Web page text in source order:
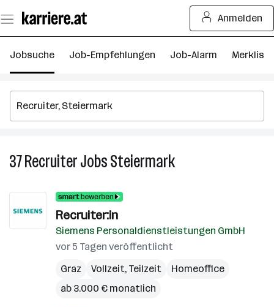
Seiteninhalt
springen
Anmelden
Jobsuche Job-Empfehlungen Job-Alarm Merkliste
37RecruiterJobsSteiermark37
Recruiter:in
Siemens Personaldienstleistungen GmbH
vor 5 Tagen veröffentlicht
Graz
Vollzeit, Teilzeit
Homeoffice
ab 3.000 € monatlich